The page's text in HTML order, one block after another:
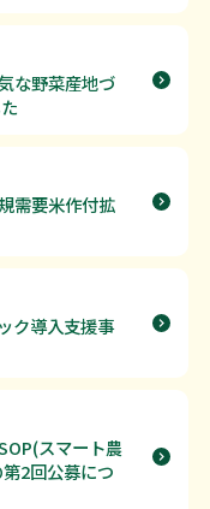
な野菜産地づ
需要米作付拡
ク導入支援事
スマート農
2回公募につ